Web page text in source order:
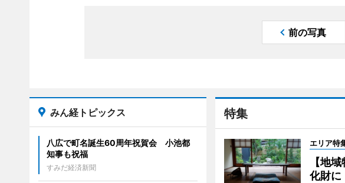
前の写真
特集
エリア特
【地
化財
みん経トピックス
八広で町名誕生60周年祝賀会 小池都
知事も祝福
すみだ経済新聞